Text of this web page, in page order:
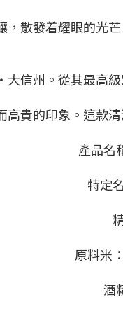
散發着耀眼的光
信州。從其最高
貴的印象。這款
產品名
特定
原料米
酒